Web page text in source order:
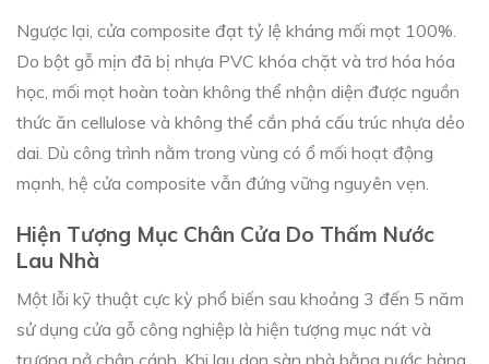
Ngược lại, cửa composite đạt tỷ lệ kháng mối mọt 100%.
Do bột gỗ mịn đã bị nhựa PVC khóa chặt và trơ hóa hóa
học, mối mọt hoàn toàn không thể nhận diện được nguồn
thức ăn cellulose và không thể cắn phá cấu trúc nhựa dẻo
dai. Dù công trình nằm trong vùng có ổ mối hoạt động
mạnh, hệ cửa composite vẫn đứng vững nguyên vẹn.
Hiện Tượng Mục Chân Cửa Do Thấm Nước
Lau Nhà
Một lỗi kỹ thuật cực kỳ phổ biến sau khoảng 3 đến 5 năm
sử dụng cửa gỗ công nghiệp là hiện tượng mục nát và